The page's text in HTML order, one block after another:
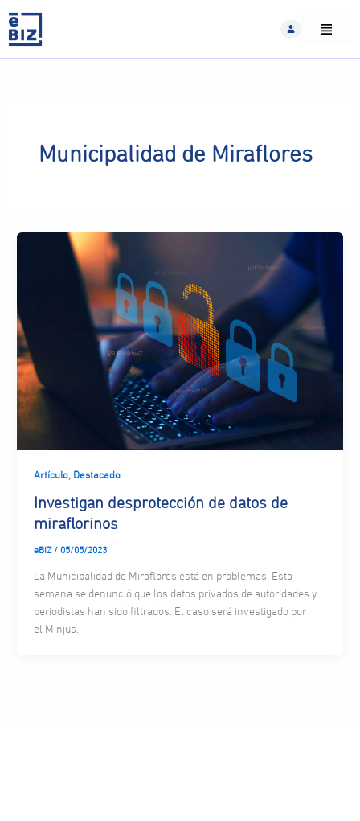
content
Municipalidad de Miraflores
Artículo, Destacado
Investigan desprotección de datos de
miraflorinos
eBIZ / 05/05/2023
La Municipalidad de Miraflores está en problemas. Esta
semana se denunció que los datos privados de autoridades y
periodistas han sido filtrados. El caso será investigado por
el Minjus.